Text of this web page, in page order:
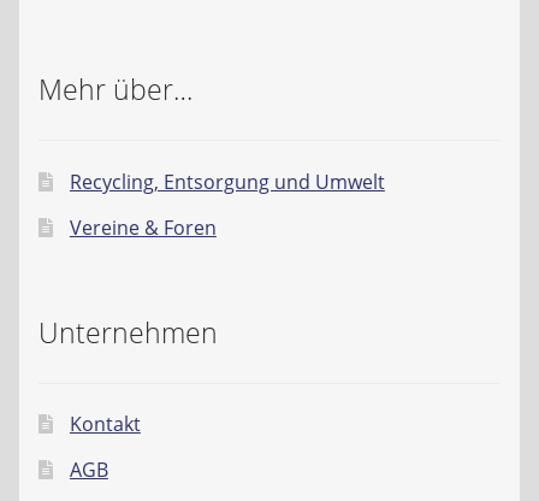
Mehr über…
Recycling, Entsorgung und Umwelt
Vereine & Foren
Unternehmen
Kontakt
AGB